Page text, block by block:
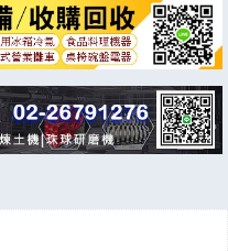
立即報價
立即報價